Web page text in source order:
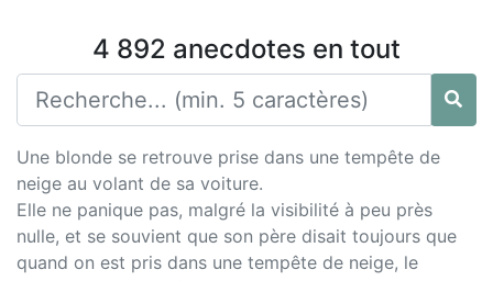
4 892 anecdotes en tout
Une blonde se retrouve prise dans une tempête de
neige au volant de sa voiture.
Elle ne panique pas, malgré la visibilité à peu près
nulle, et se souvient que son père disait toujours que
quand on est pris dans une tempête de neige, le